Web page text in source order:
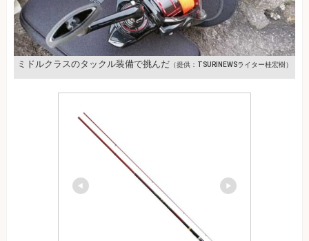
ミドルクラスのタックル装備で挑んだ（提供：TSURINEWSライター桂宏樹）